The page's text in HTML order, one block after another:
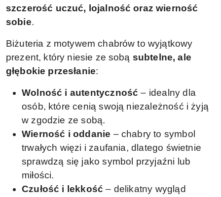
szczerość uczuć, lojalność oraz wierność
sobie.
Biżuteria z motywem chabrów to wyjątkowy
prezent, który niesie ze sobą subtelne, ale
głębokie przesłanie:
Wolność i autentyczność – idealny dla
osób, które cenią swoją niezależność i żyją
w zgodzie ze sobą.
Wierność i oddanie – chabry to symbol
trwałych więzi i zaufania, dlatego świetnie
sprawdzą się jako symbol przyjaźni lub
miłości.
Czułość i lekkość – delikatny wygląd